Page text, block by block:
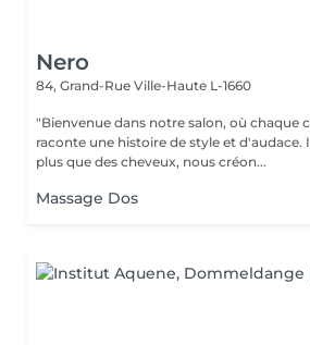
Nero
84, Grand-Rue Ville-Haute L-1660
"Bienvenue dans notre salon, où chaque
raconte une histoire de style et d'audace.
plus que des cheveux, nous créon...
Massage Dos